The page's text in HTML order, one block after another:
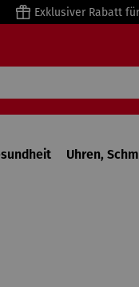
Exklusiver Rabatt
Uhren,